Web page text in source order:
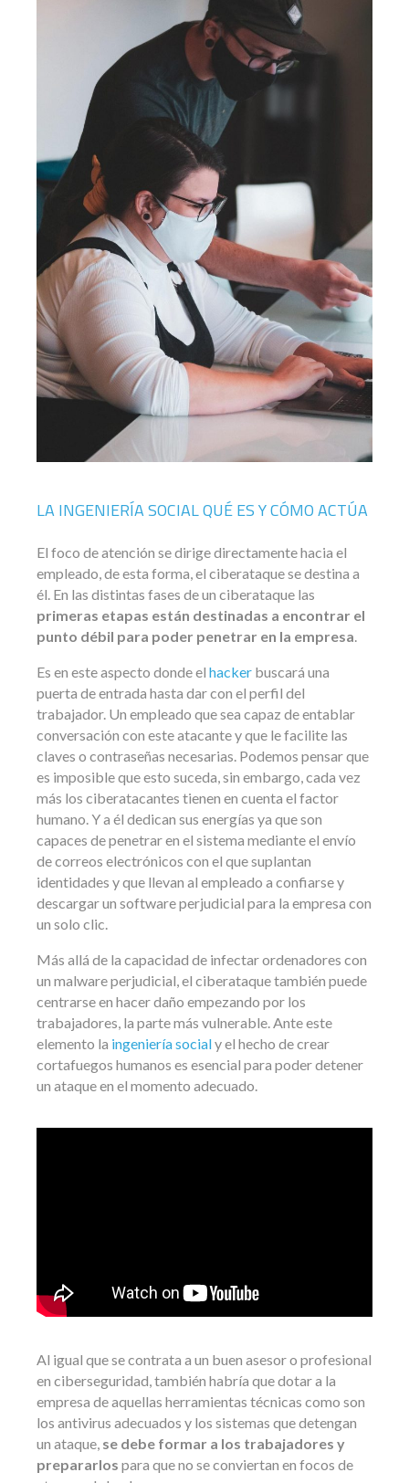
LA INGENIERÍA SOCIAL QUÉ ES Y CÓMO ACTÚA
El foco de atención se dirige directamente hacia el
empleado, de esta forma, el ciberataque se destina a
él. En las distintas fases de un ciberataque las
primeras etapas están destinadas a encontrar el
punto débil para poder penetrar en la empresa.
Es en este aspecto donde el hacker buscará una
puerta de entrada hasta dar con el perfil del
trabajador. Un empleado que sea capaz de entablar
conversación con este atacante y que le facilite las
claves o contraseñas necesarias. Podemos pensar que
es imposible que esto suceda, sin embargo, cada vez
más los ciberatacantes tienen en cuenta el factor
humano. Y a él dedican sus energías ya que son
capaces de penetrar en el sistema mediante el envío
de correos electrónicos con el que suplantan
identidades y que llevan al empleado a confiarse y
descargar un software perjudicial para la empresa con
un solo clic.
Más allá de la capacidad de infectar ordenadores con
un malware perjudicial, el ciberataque también puede
centrarse en hacer daño empezando por los
trabajadores, la parte más vulnerable. Ante este
elemento la ingeniería socialy el hecho de crear
cortafuegos humanos es esencial para poder detener
un ataque en el momento adecuado.
Al igual que se contrata a un buen asesor o profesional
en ciberseguridad, también habría que dotar a la
empresa de aquellas herramientas técnicas como son
los antivirus adecuados y los sistemas que detengan
un ataque, se debe formar a los trabajadores y
prepararlos para que no se conviertan en focos de